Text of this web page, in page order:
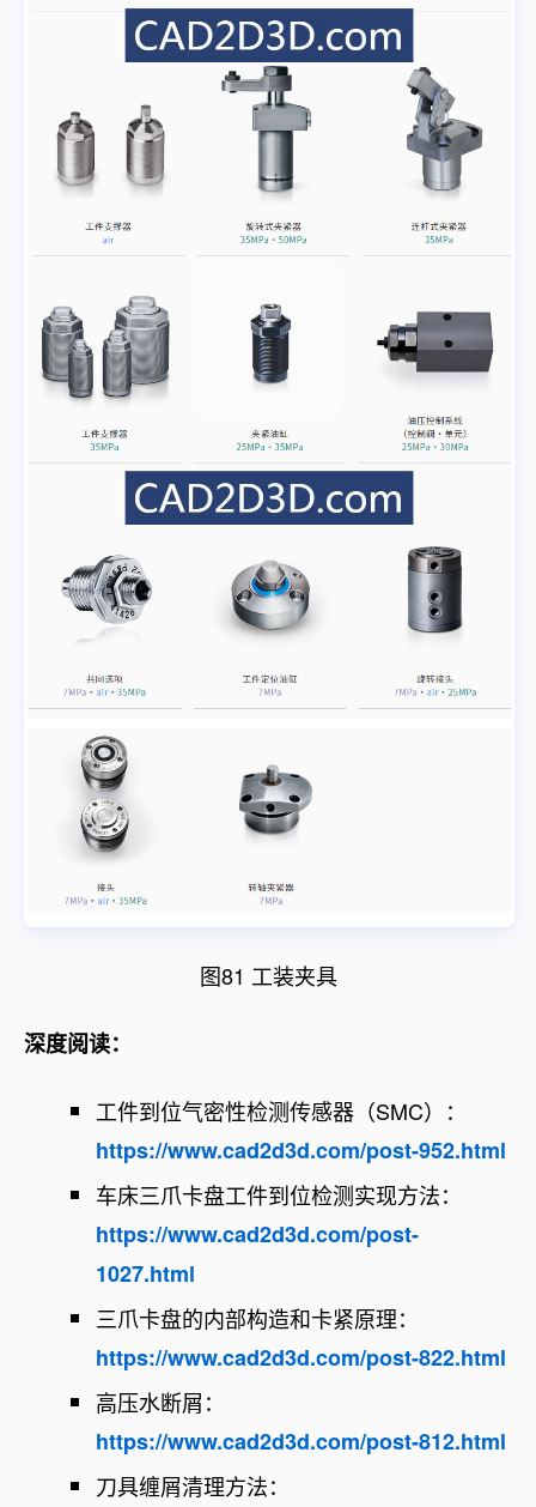
图81 工装夹具
深度阅读：
工件到位气密性检测传感器（SMC）：
https://www.cad2d3d.com/post-952.html
车床三爪卡盘工件到位检测实现方法：
https://www.cad2d3d.com/post-
1027.html
三爪卡盘的内部构造和卡紧原理：
https://www.cad2d3d.com/post-822.html
高压水断屑：
https://www.cad2d3d.com/post-812.html
刀具缠屑清理方法：